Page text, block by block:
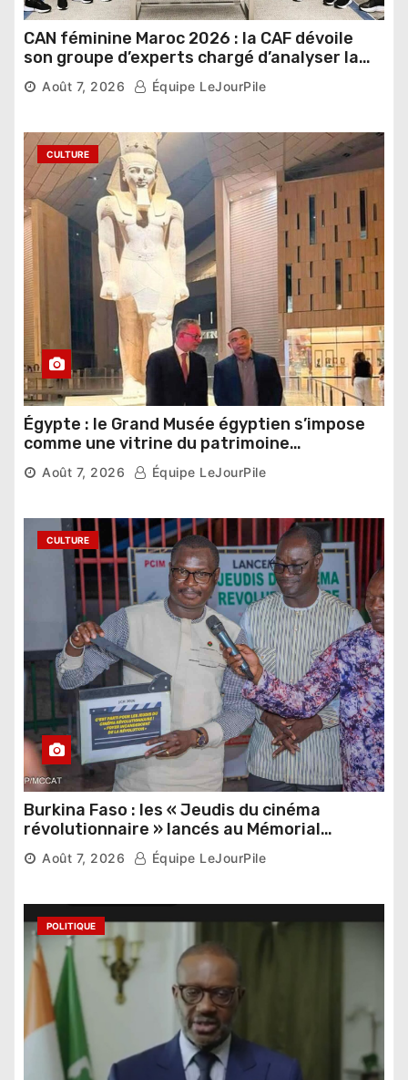
CAN féminine Maroc 2026 : la CAF dévoile
son groupe d’experts chargé d’analyser la
compétition
Août 7, 2026 Équipe LeJourPile
CULTURE
Égypte : le Grand Musée égyptien s’impose
comme une vitrine du patrimoine
pharaonique auprès des dirigeants
étrangers
Août 7, 2026 Équipe LeJourPile
CULTURE
Burkina Faso : les « Jeudis du cinéma
révolutionnaire » lancés au Mémorial
Thomas Sankara
Août 7, 2026 Équipe LeJourPile
POLITIQUE